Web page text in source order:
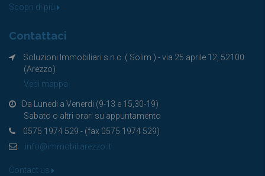
Scopri di più
Contattaci
Soluzioni Immobiliari s.n.c. ( Solim ) - via 25 aprile 12, 52100
(Arezzo)
Vedi mappa
Da Lunedi a Venerdi (9-13 e 15,30-19)
Sabato o altri orari su appuntamento
0575 1974 529 - (fax 0575 1974 529)
info@immobiliarezzo.it
Contact us